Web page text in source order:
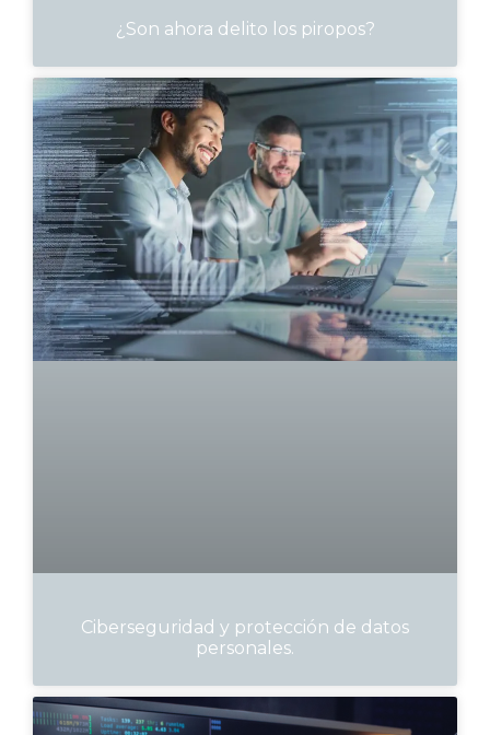
¿Son ahora delito los piropos?
Ciberseguridad y protección de datos
personales.